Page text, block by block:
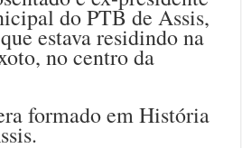
do PTB de Assis,
estava residindo na
no centro da
formado em História